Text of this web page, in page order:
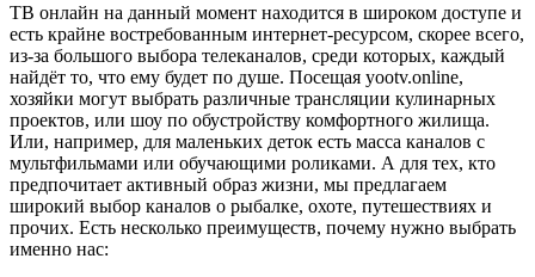
ТВ онлайн на данный момент находится в широком доступе и
есть крайне востребованным интернет-ресурсом, скорее всего,
из-за большого выбора телеканалов, среди которых, каждый
найдёт то, что ему будет по душе. Посещая yootv.online,
хозяйки могут выбрать различные трансляции кулинарных
проектов, или шоу по обустройству комфортного жилища.
Или, например, для маленьких деток есть масса каналов с
мультфильмами или обучающими роликами. А для тех, кто
предпочитает активный образ жизни, мы предлагаем
широкий выбор каналов о рыбалке, охоте, путешествиях и
прочих. Есть несколько преимуществ, почему нужно выбрать
именно нас: